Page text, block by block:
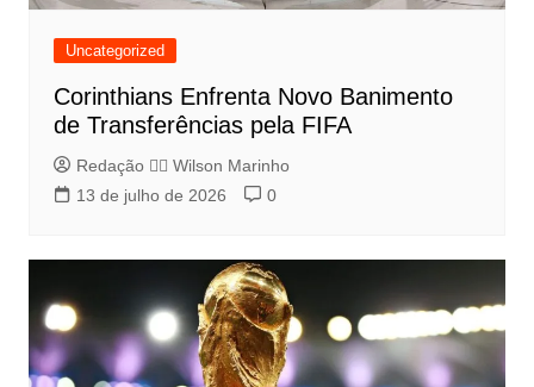
Uncategorized
Corinthians Enfrenta Novo Banimento
de Transferências pela FIFA
Redação 👨‍⚖️​ Wilson Marinho
13 de julho de 2026
0